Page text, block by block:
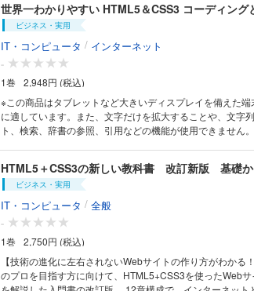
門書。 WWWやインターネットの仕組みをはじめ、サイト制作のワークフ
ロー、HTML・CSSの技術解説、Webサイトを公開・運用す
知識を、系統立てて解説しています。 改訂3版では、Web制作現場でマル
チデバイス対応の必須化が進み、レスポンシブWebデザイ
ァーストなどの制作技法が主流化していることを踏まえ、内
アップデート。FlexboxやCSS Grid Layoutといった、新し
説も加えました。 本書の一番の特長は、基本知識や制作技術の解説ととも
に、「なぜ、そうするのか」といった「背景」や「理由」に
説明している点です。Web・Webデザインの根本的な仕組
側にある背景を深く理解することで、ツールやテクニックの
れない「自分で考える力」や「ずっと役立つ応用力」を養
しています。 プロのWebデザイナーを志望する方はもちろん、Webにか
かわるすべての方に読んでいただきたい内容です。 〈本書の章構成〉
る ■Lesson3 HTMLの役割とできること ■Lesson4 CSSの
こと ■Lesson5 Webサイトを構成する素材 ■Lesson6
現する色 ■Lesson7 Webサイトを公開する ■Lesson8
のWebデザイナーやマークアップエンジニアを目指す方 ・
制作、HTMLやCSSを本格的に学びたい方 ・Webデザイン
世界一わかりやすい HTML5＆CSS3 コーディング
ビジネス・実用
IT・コンピュータ / インターネット
-
1巻
2,948円 (税込)
※この商品はタブレットなど大きいディスプレイを備えた端
に適しています。また、文字だけを拡大することや、文字
ト、検索、辞書の参照、引用などの機能が使用できません。 webサイト制
説。HTMLパートはコーディングの基本から画像とリンク
ゲーション，テーブルおよびフォームのマークアップ方法
では文字のスタイリングからレイアウト手法までを丁寧に解
ードした実習ファイルに記述することで，細かくステップ分
の内容を手を動かしながら学びます。専門学校の教壇に立つ
の講義内容を体系立て，さらに学校実施のテストと同等の練
ッスンの章末に用意した，HTML5とCSS3の教科書です。
HTML5＋CSS3の新しい教科書 改訂新版 基礎か
ビジネス・実用
IT・コンピュータ / 全般
-
1巻
2,750円 (税込)
【技術の進化に左右されないWebサイトの作り方がわかる！】 Web
のプロを目指す方に向けて、HTML5+CSS3を使ったWeb